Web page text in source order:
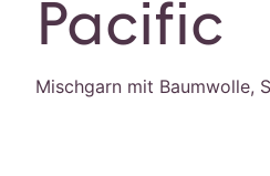
Pacific
Mischgarn mit Baumwolle,